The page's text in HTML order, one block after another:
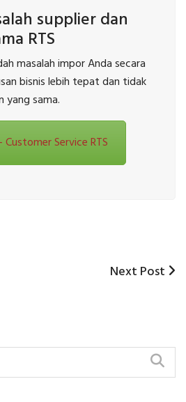
supplier dan
RTS
masalah impor Anda secara
bisnis lebih tepat dan tidak
yang sama.
Customer Service RTS
Next
Next Post